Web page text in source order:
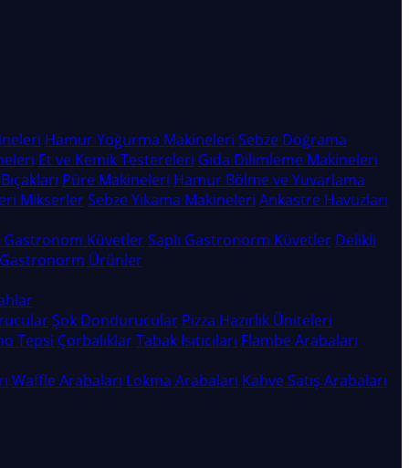
Hamur Yoğurma Makineleri Sebze Doğrama
Et ve Kemik Testereleri Gıda Dilimleme Makineleri
Püre Makineleri Hamur Bölme ve Yuvarlama
MikserlerSebze Yıkama Makineleri Ankastre Havuzları
KüvetlerSaplı Gastronorm Küvetler Delikli
Ürünler
Şok Dondurucular Pizza Hazırlık Üniteleri
Tepsi ÇorbalıklarTabak Isıtıcıları Flambe Arabaları
Waffle Arabaları Lokma Arabaları Kahve Satış Arabaları